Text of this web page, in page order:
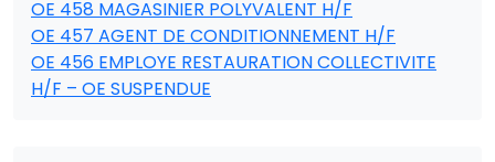
OE 458 MAGASINIER POLYVALENT H/F
OE 457 AGENT DE CONDITIONNEMENT H/F
OE 456 EMPLOYE RESTAURATION COLLECTIVITE
H/F – OE SUSPENDUE